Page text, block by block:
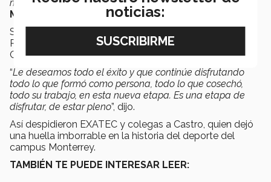
mejores personas”, mencionó el estudiante de la
Maestría en Ciencias Computacionales
Sigifredo Treviño, director Atlético Deportivo en la
Región Norte, también resaltó que el principal logro de
Castro ha sido en la formación de los alumnos.
“Le deseamos todo el éxito y que continúe disfrutando
todo lo que formó como persona, todo lo que cosechó,
todo su trabajo, en esta nueva etapa. Es una etapa de
disfrutar, de estar pleno”, dijo.
Así despidieron EXATEC y colegas a Castro, quien dejó
una huella imborrable en la historia del deporte del
campus Monterrey.
TAMBIÉN TE PUEDE INTERESAR LEER:
noticias: